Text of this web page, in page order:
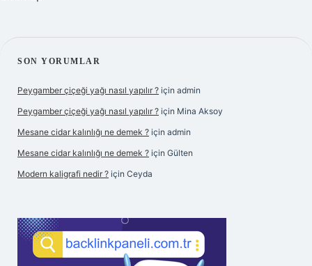
SIDEBAR
SON YORUMLAR
Peygamber çiçeği yağı nasıl yapılır ? için admin
Peygamber çiçeği yağı nasıl yapılır ? için Mina Aksoy
Mesane cidar kalınlığı ne demek ? için admin
Mesane cidar kalınlığı ne demek ? için Gülten
Modern kaligrafi nedir ? için Ceyda